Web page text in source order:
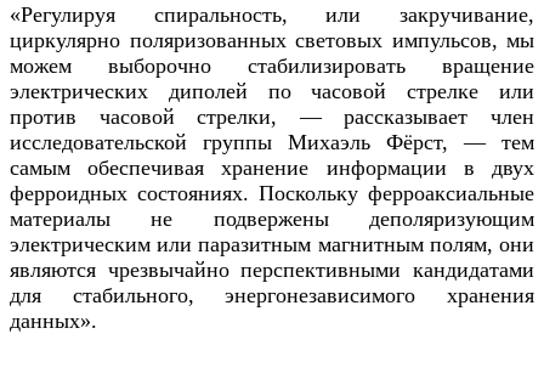
«Регулируя спиральность, или закручивание,
циркулярно поляризованных световых импульсов, мы
можем выборочно стабилизировать вращение
электрических диполей по часовой стрелке или
против часовой стрелки, — рассказывает член
исследовательской группы Михаэль Фёрст, — тем
самым обеспечивая хранение информации в двух
ферроидных состояниях. Поскольку ферроаксиальные
материалы не подвержены деполяризующим
электрическим или паразитным магнитным полям, они
являются чрезвычайно перспективными кандидатами
для стабильного, энергонезависимого хранения
данных».